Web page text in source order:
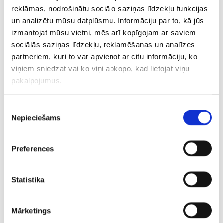
reklāmas, nodrošinātu sociālo saziņas līdzekļu funkcijas
un analizētu mūsu datplūsmu. Informāciju par to, kā jūs
izmantojat mūsu vietni, mēs arī kopīgojam ar saviem
sociālās saziņas līdzekļu, reklamēšanas un analīzes
partneriem, kuri to var apvienot ar citu informāciju, ko
viņiem sniedzat vai ko viņi apkopo, kad lietojat viņu
pakalpojumus.
izvēle
Nepieciešams
Preferences
Statistika
Mārketings
tādas ir. Uz 2023. gada PČ rīkošanu pretendē arī Slovēnija
un Ungārija. No vienas puses, šīs ir valstis, kurās hokejam
ir potenciāls attīstīties. No citas – vai PČ tajās tiešām tiks
organizēts labā līmenī?” jautā hokeja apskatnieks.
“Daudz nezinu par jūsu hokeju, liekas, ka jums vienmēr
bijuši meistarīgi un spēcīgi spēlētāji ar labu slidošanu. Ko
atmosfēra Tamperes arēna nav tik laba, kādai tai
,” Somijas fanu uzvedību komentē žurnālists.
CITAS ZIŅAS NO ŠĪS KATEGORIJAS
EKSKLUZĪVI